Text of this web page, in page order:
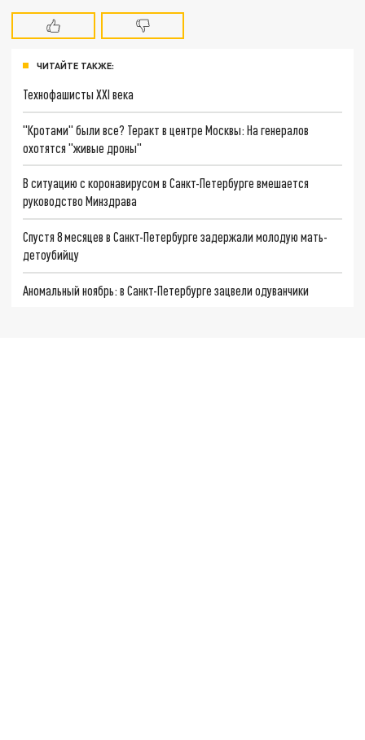
ЧИТАЙТЕ ТАКЖЕ:
Технофашисты XXI века
"Кротами" были все? Теракт в центре Москвы: На генералов
охотятся "живые дроны"
В ситуацию с коронавирусом в Санкт-Петербурге вмешается
руководство Минздрава
Спустя 8 месяцев в Санкт-Петербурге задержали молодую мать-
детоубийцу
Аномальный ноябрь: в Санкт-Петербурге зацвели одуванчики